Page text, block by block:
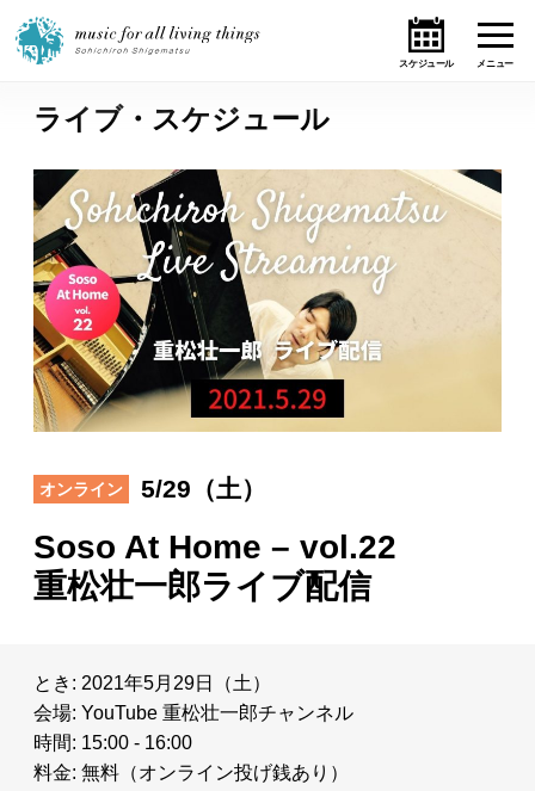
ホーム
ニュース
テーマ
ライブ・スケジュール
作品
日々のレポート
プロフィール
演奏依頼
ライブ・スケジュール
オンライン 5/29（土）
Soso At Home – vol.22
重松壮一郎ライブ配信
とき: 2021年5月29日（土）
会場: YouTube 重松壮一郎チャンネル
時間: 15:00 - 16:00
料金: 無料（オンライン投げ銭あり）